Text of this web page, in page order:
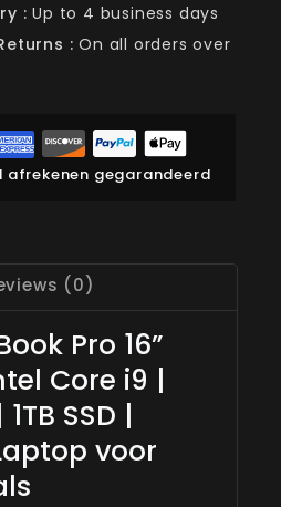
:Up to 4 business days
:On all orders over
afrekenen gegarandeerd
(0)
Pro 16”
Core i9 |
SSD |
voor